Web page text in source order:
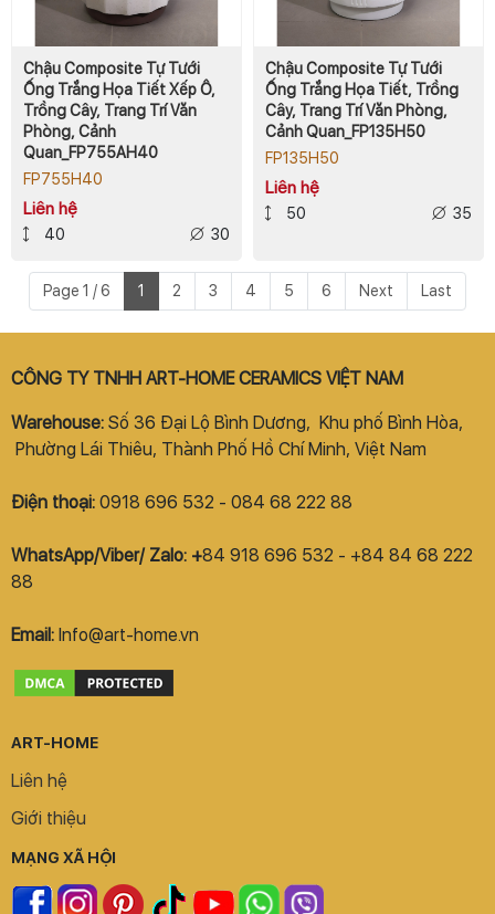
Chậu Composite Tự Tưới
Ống Trắng Họa Tiết Xếp Ô,
Trồng Cây, Trang Trí Văn
Phòng, Cảnh
Quan_FP755AH40
FP755H40
Liên hệ
40 30
Chậu Composite Tự Tưới
Ống Trắng Họa Tiết, Trồng
Cây, Trang Trí Văn Phòng,
Cảnh Quan_FP135H50
FP135H50
Liên hệ
50 35
Page 1 / 6 1 2 3 4 5 6 Next Last
CÔNG TY TNHH ART-HOME CERAMICS VIỆT NAM
Warehouse: Số 36 Đại Lộ Bình Dương, Khu phố Bình Hòa,
Phường Lái Thiêu, Thành Phố Hồ Chí Minh, Việt Nam
Điện thoại: 0918 696 532 - 084 68 222 88
WhatsApp/Viber/ Zalo: +84 918 696 532 - +84 84 68 222
88
Email: Info@art-home.vn
ART-HOME
Liên hệ
Giới thiệu
MẠNG XÃ HỘI